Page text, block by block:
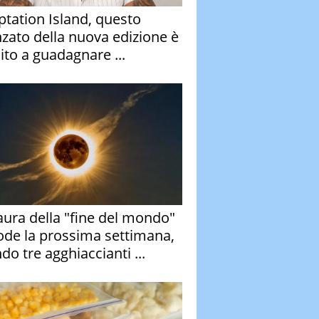
Island, questo
della nuova edizione è
a guadagnare ...
della "fine del mondo"
la prossima settimana,
tre agghiaccianti ...